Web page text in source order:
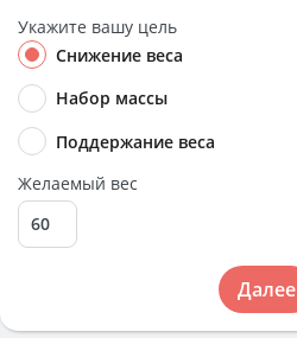
Укажите вашу цель
Снижение веса
Набор массы
Поддержание веса
Желаемый вес
Далее